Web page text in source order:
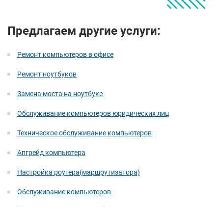
Предлагаем другие услуги:
Ремонт компьютеров в офисе
Ремонт ноутбуков
Замена моста на ноутбуке
Обслуживание компьютеров юридических лиц
Техническое обслуживание компьютеров
Апгрейд компьютера
Настройка роутера(маршрутизатора)
Обслуживание компьютеров